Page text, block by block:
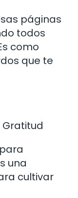
páginas
todos
como
que te
una
cultivar